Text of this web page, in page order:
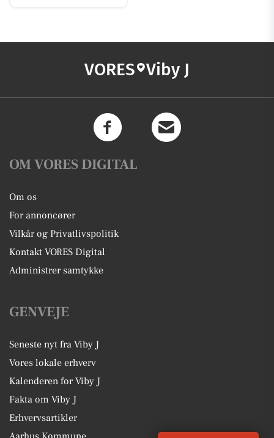
VORES Viby J
OM VORES DIGITAL
Om os
For annoncører
Vilkår og Privatlivspolitik
Kontakt VORES Digital
Administrer samtykke
GENVEJE
Seneste nyt fra Viby J
Vores lokale erhverv
Kalenderen for Viby J
Fakta om Viby J
Erhvervsartikler